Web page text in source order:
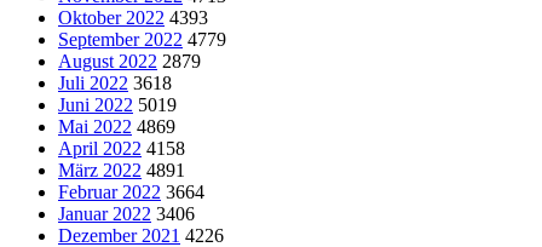
Oktober 2022 4393
September 2022 4779
August 2022 2879
Juli 2022 3618
Juni 2022 5019
Mai 2022 4869
April 2022 4158
März 2022 4891
Februar 2022 3664
Januar 2022 3406
Dezember 2021 4226